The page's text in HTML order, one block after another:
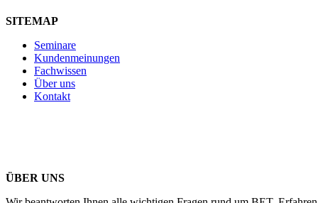
SITEMAP
Seminare
Kundenmeinungen
Fachwissen
Über uns
Kontakt
ÜBER UNS